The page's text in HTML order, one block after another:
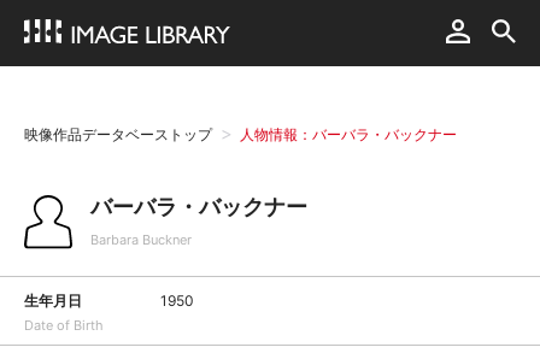
映像作品データベーストップ 人物情報：バーバラ・バックナー
バーバラ・バックナー
Barbara Buckner
生年月日
Date of Birth
1950